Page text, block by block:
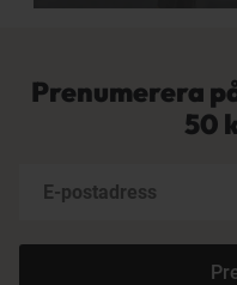
Prenumerera
50